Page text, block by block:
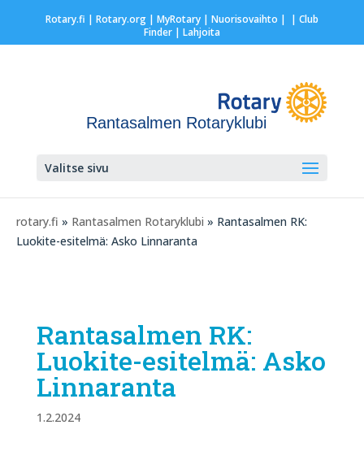
Rotary.fi | Rotary.org| MyRotary | Nuorisovaihto | | Club
Finder| Lahjoita
Rantasalmen Rotaryklubi
Valitse sivu
rotary.fi » Rantasalmen Rotaryklubi » Rantasalmen RK:
Luokite-esitelmä: Asko Linnaranta
Rantasalmen RK:
Luokite-esitelmä: Asko
Linnaranta
1.2.2024